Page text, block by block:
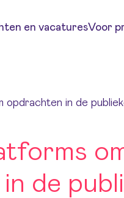
en vacaturesVoor
opdrachten in de
de